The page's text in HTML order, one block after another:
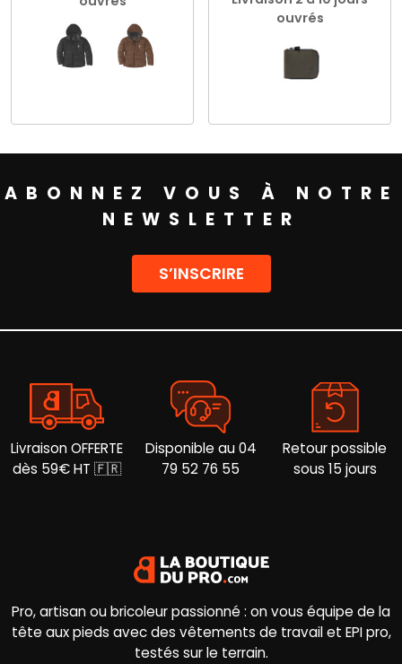
produit
plusieurs
Les
options
page
ouvrés
a
variations.
la
produit
ABONNEZ VOUS À NOTRE
NEWSLETTER
S’INSCRIRE
Livraison OFFERTE
dès 59€ HT 🇫🇷
Disponible au 04
79 52 76 55
Retour possible
sous 15 jours
Pro, artisan ou bricoleur passionné : on vous équipe de la
tête aux pieds avec des vêtements de travail et EPI pro,
testés sur le terrain.